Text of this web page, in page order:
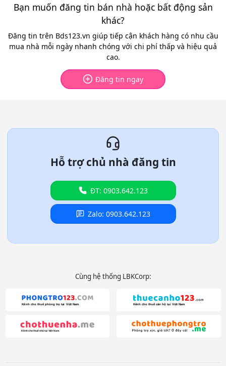
Bạn muốn đăng tin bán nhà hoặc bất động sản
khác?
Đăng tin trên Bds123.vn giúp tiếp cận khách hàng có nhu cầu
mua nhà mỗi ngày nhanh chóng với chi phí thấp và hiệu quả
cao.
Đăng tin ngay
Hỗ trợ chủ nhà đăng tin
ĐT: 0903.642.123
Zalo: 0903.642.123
Cùng hệ thống LBKCorp: